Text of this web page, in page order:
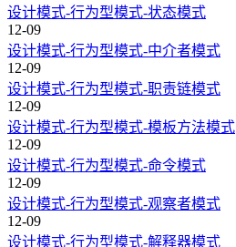
设计模式-行为型模式-状态模式
12-09
设计模式-行为型模式-中介者模式
12-09
设计模式-行为型模式-职责链模式
12-09
设计模式-行为型模式-模板方法模式
12-09
设计模式-行为型模式-命令模式
12-09
设计模式-行为型模式-观察者模式
12-09
设计模式-行为型模式-解释器模式